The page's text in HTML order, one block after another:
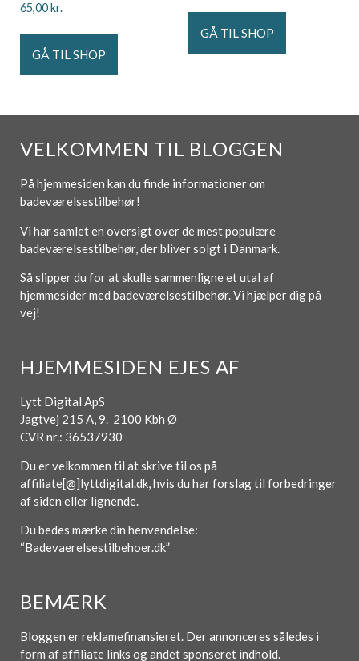
65,00kr.
GÅ TIL SHOP
GÅ TIL SHOP
VELKOMMEN TIL BLOGGEN
På hjemmesiden kan du finde informationer om
badeværelsestilbehør!
Vi har samlet en oversigt over de mest populære
badeværelsestilbehør, der bliver solgt i Danmark.
Så slipper du for at skulle sammenligne et utal af
hjemmesider med badeværelsestilbehør. Vi hjælper dig på
vej!
HJEMMESIDEN EJES AF
Lytt Digital ApS
Jagtvej 215 A, 9. 2100 Kbh Ø
CVR nr.: 36537930
Du er velkommen til at skrive til os på
affiliate[@]lyttdigital.dk, hvis du har forslag til forbedringer
af siden eller lignende.
Du bedes mærke din henvendelse:
“Badevaerelsestilbehoer.dk”
BEMÆRK
Bloggen er reklamefinansieret. Der annonceres således i
form af affiliate links og andet sponseret indhold.